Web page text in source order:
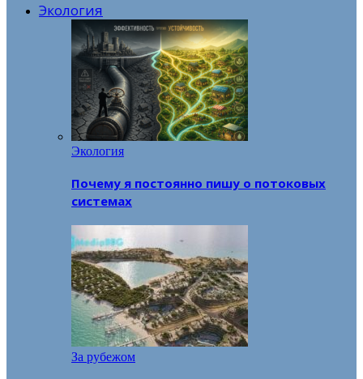
Экология
Экология
Почему я постоянно пишу о потоковых
системах
За рубежом